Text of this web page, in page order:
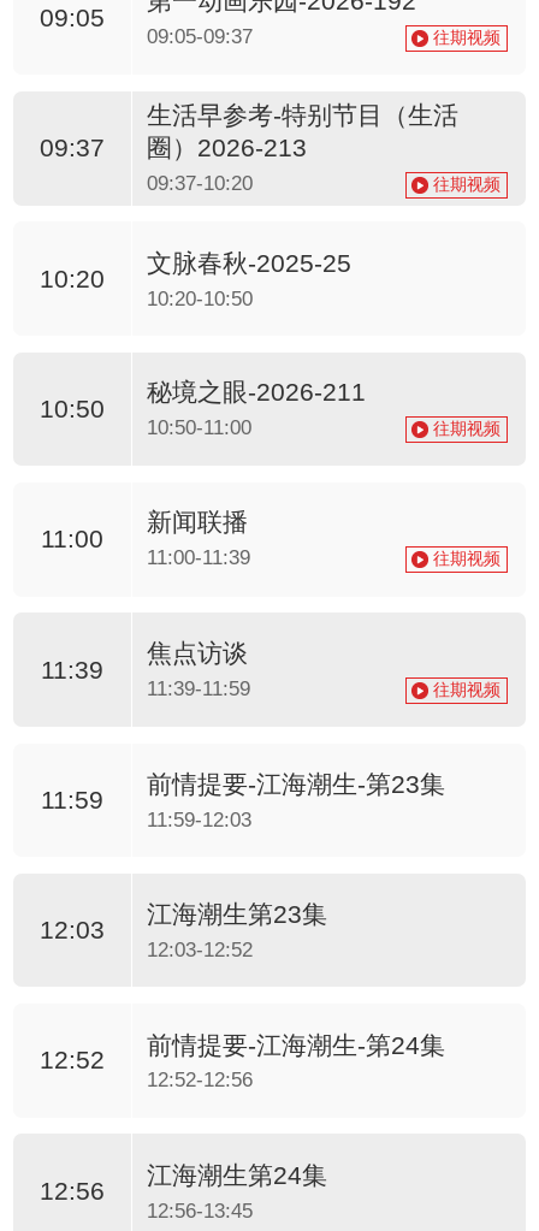
09:05
09:05-09:37 往期视频
09:37
生活早参考-特别节目（生活
圈）2026-213
09:37-10:20 往期视频
10:20
文脉春秋-2025-25
10:20-10:50
10:50
秘境之眼-2026-211
10:50-11:00 往期视频
11:00
新闻联播
11:00-11:39 往期视频
11:39
焦点访谈
11:39-11:59 往期视频
11:59
前情提要-江海潮生-第23集
11:59-12:03
12:03
江海潮生第23集
12:03-12:52
12:52
前情提要-江海潮生-第24集
12:52-12:56
12:56
江海潮生第24集
12:56-13:45